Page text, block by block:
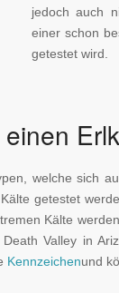
jedoch auch
einer schon
getestet wird.
welche sich
getestet
Kälte
Valley in
Kennzeichenund